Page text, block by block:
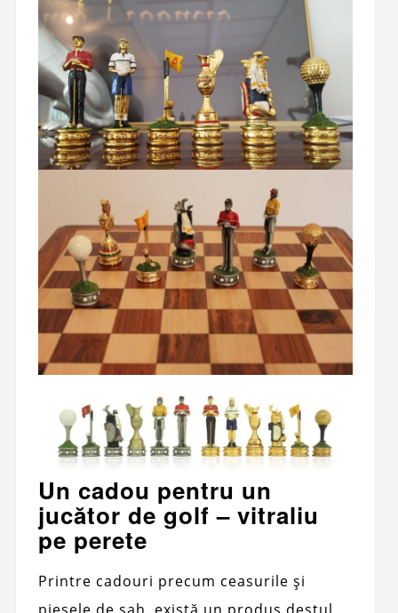
Un cadou pentru un
jucător de golf – vitraliu
pe perete
Printre cadouri precum ceasurile și
piesele de șah, există un produs destul